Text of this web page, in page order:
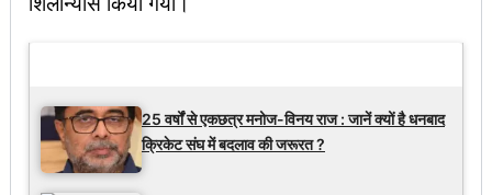
25 वर्षों से एकछत्र मनोज-विनय राज : जानें क्यों है धनबाद
क्रिकेट संघ में बदलाव की जरूरत ?